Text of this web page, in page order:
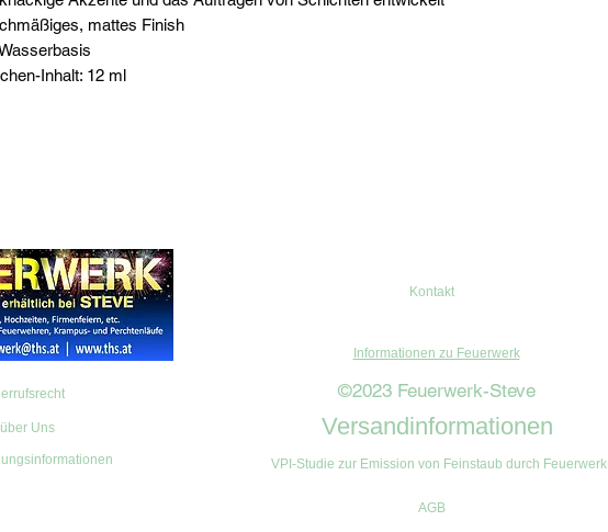
mattes Finish
Inhalt: 12 ml
Uns
Kontakt
Informationen zu Feuerwerk
©2023 Feuerwerk-Steve
Versandinformationen
VPI-Studie zur Emission von Feinstaub durch Feuerwerk
AGB